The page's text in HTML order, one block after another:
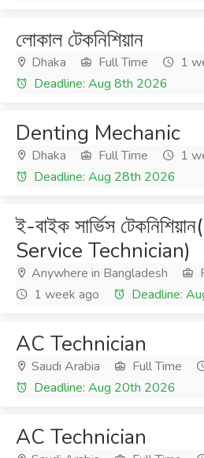
লোকাল টেকনিশিয়ান
Dhaka Full Time
1
Deadline: Aug 8th 2026
Denting Mechanic
Dhaka Full Time
1
Deadline: Aug 28th 2026
ই-বাইক সার্ভিস
Service Technician)
Anywhere in Bangladesh
1 week ago
Deadline:
AC Technician
Saudi Arabia Full Time
Deadline: Aug 20th 2026
AC Technician